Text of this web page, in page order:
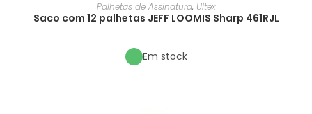
Palhetas de Assinatura, Ultex
Saco com 12 palhetas JEFF LOOMIS Sharp 461RJL
Em stock